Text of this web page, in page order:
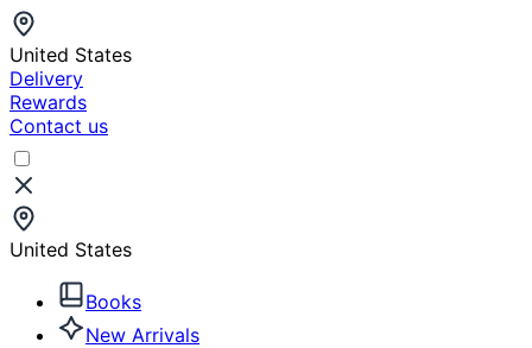
United States
Delivery
Rewards
Contact us
United States
Books
New Arrivals